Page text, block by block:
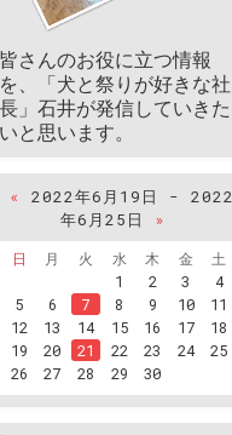
皆さんのお役に立つ情報
を、「犬と祭りが好きな社
長」石井が発信していきた
いと思います。
« 2022年6月19日 - 2022
年6月25日
»
日
月 火 水 木 金
土
1
2 3
4
5
6 7 8 9 10
11
12
13 14 15 16 17
18
19
20 21 22 23 24
25
26
27 28 29 30